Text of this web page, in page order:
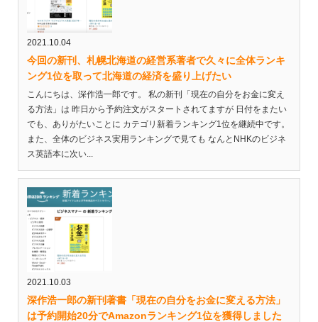
2021.10.04
今回の新刊、札幌北海道の経営系著者で久々に全体ランキ
ング1位を取って北海道の経済を盛り上げたい
こんにちは、深作浩一郎です。 私の新刊「現在の自分をお金に変え
る方法」は 昨日から予約注文がスタートされてますが 日付をまたい
でも、ありがたいことに カテゴリ新着ランキング1位を継続中です。
また、全体のビジネス実用ランキングで見ても なんとNHKのビジネ
ス英語本に次い...
2021.10.03
深作浩一郎の新刊著書「現在の自分をお金に変える方法」
は予約開始20分でAmazonランキング1位を獲得しました